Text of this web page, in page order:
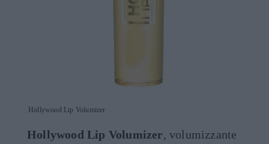
Hollywood Lip Volumizer
Hollywood Lip Volumizer, volumizzante